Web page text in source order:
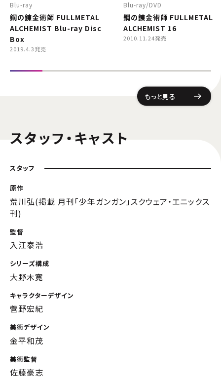
Blu-ray
鋼の錬金術師 FULLMETAL
ALCHEMIST Blu-ray Disc
Box
2019.4.3発売
Blu-ray DVD
鋼の錬金術師 FULLMETAL
ALCHEMIST 16
2010.11.24発売
もっと見る
スタッフ・キャスト
スタッフ
原作
荒川弘(掲載 月刊「少年ガンガン」スクウェア・エニックス
刊)
監督
入江泰浩
シリーズ構成
大野木寛
キャラクターデザイン
菅野宏紀
美術デザイン
金平和茂
美術監督
佐藤豪志